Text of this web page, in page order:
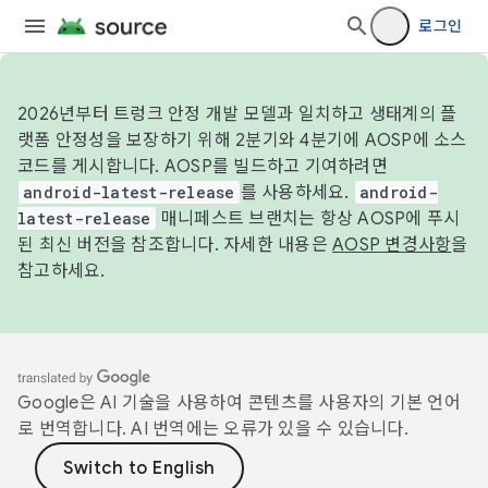
로그인
2026년부터 트렁크 안정 개발 모델과 일치하고 생태계의 플
랫폼 안정성을 보장하기 위해 2분기와 4분기에 AOSP에 소스
코드를 게시합니다. AOSP를 빌드하고 기여하려면
android-latest-release 를 사용하세요.
android-
latest-release
매니페스트 브랜치는 항상 AOSP에 푸시
된 최신 버전을 참조합니다. 자세한 내용은 AOSP 변경사항을
참고하세요.
Google은 AI 기술을 사용하여 콘텐츠를 사용자의 기본 언어
로 번역합니다. AI 번역에는 오류가 있을 수 있습니다.